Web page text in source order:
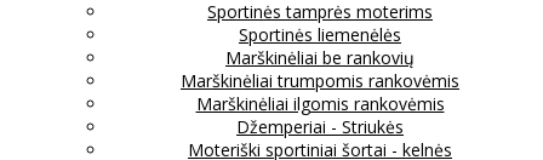
Sportinės tamprės moterims
Sportinės liemenėlės
Marškinėliai be rankovių
Marškinėliai trumpomis rankovėmis
Marškinėliai ilgomis rankovėmis
Džemperiai - Striukės
Moteriški sportiniai šortai - kelnės